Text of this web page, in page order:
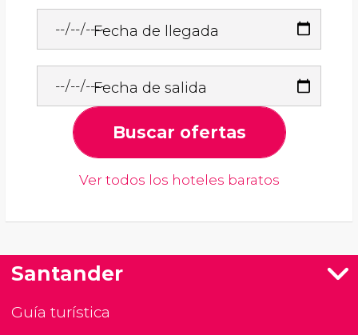
Fecha de llegada
Fecha de salida
Buscar ofertas
Ver todos los hoteles baratos
Santander
Guía turística